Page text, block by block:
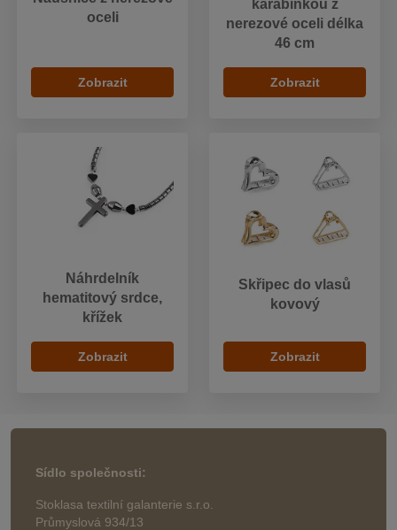
oceli
Zobrazit
karabinkou z
nerezové oceli délka
46 cm
Zobrazit
Náhrdelník
hematitový srdce,
křížek
Zobrazit
Skřipec do vlasů
kovový
Zobrazit
Sídlo společnosti:
Stoklasa textilní galanterie s.r.o.
Průmyslová 934/13